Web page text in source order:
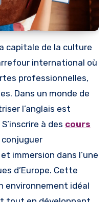
international où
professionnelles,
Dans un monde de
l’anglais est
à des cours
immersion dans l’une
d’Europe. Cette
environnement idéal